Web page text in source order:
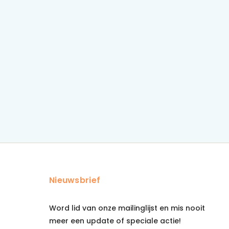
Nieuwsbrief
Word lid van onze mailinglijst en mis nooit
meer een update of speciale actie!